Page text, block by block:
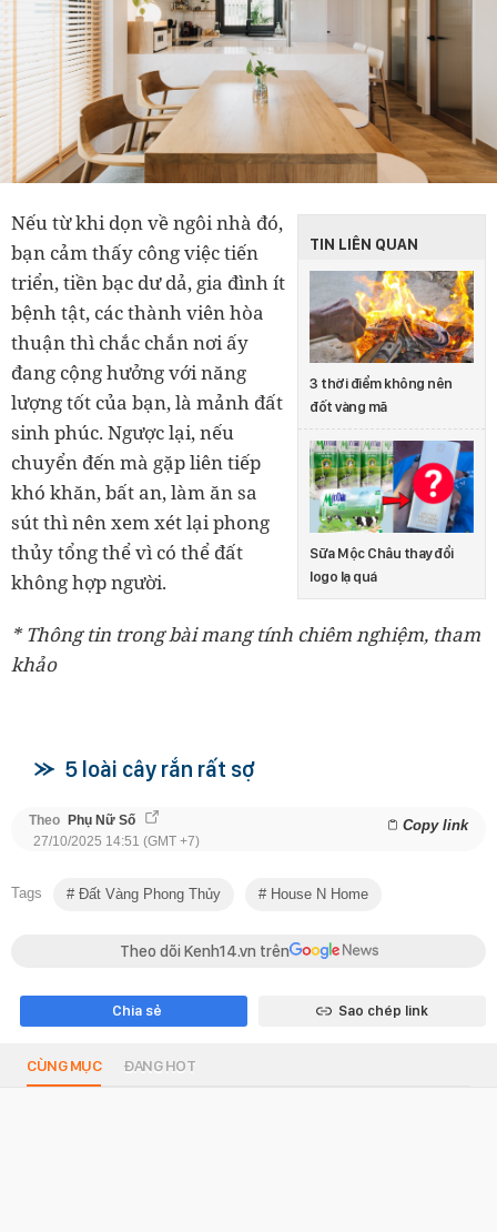
TIN LIÊN QUAN
3 thời điểm không nên
đốt vàng mã
Sữa Mộc Châu thay đổi
logo lạ quá
Nếu từ khi dọn về ngôi nhà đó,
bạn cảm thấy công việc tiến
triển, tiền bạc dư dả, gia đình ít
bệnh tật, các thành viên hòa
thuận thì chắc chắn nơi ấy
đang cộng hưởng với năng
lượng tốt của bạn, là mảnh đất
sinh phúc. Ngược lại, nếu
chuyển đến mà gặp liên tiếp
khó khăn, bất an, làm ăn sa
sút thì nên xem xét lại phong
thủy tổng thể vì có thể đất
không hợp người.
* Thông tin trong bài mang tính chiêm nghiệm, tham
khảo
5 loài cây rắn rất sợ
Theo Phụ Nữ Số Copy link
27/10/2025 14:51 (GMT +7)
Tags Đất Vàng Phong Thủy House N Home
Theo dõi Kenh14.vn trên
Chia sẻ Sao chép link
CÙNG MỤC ĐANG HOT